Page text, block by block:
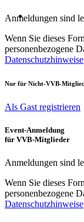
Anmeldungen sind
Wenn Sie dieses
personenbezogene
Datenschutzhinweise
Nur für Nicht-VVB-
Als Gast registrieren
Event-Anmeldung
für VVB-Mitglieder
Anmeldungen sind
Wenn Sie dieses
personenbezogene
Datenschutzhinweise